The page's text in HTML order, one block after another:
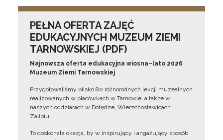
PEŁNA OFERTA ZAJĘĆ
EDUKACYJNYCH MUZEUM ZIEMI
TARNOWSKIEJ (PDF)
Najnowsza oferta edukacyjna wiosna–lato 2026
Muzeum Ziemi Tarnowskiej
Przygotowaliśmy blisko 80 różnorodnych lekcji muzealnych
realizowanych w placówkach w Tarnowie, a także w
naszych oddziałach w Dołędze, Wierzchosławicach i
Zalipiu.
To doskonała okazja, by w inspirujący i angażujący sposób